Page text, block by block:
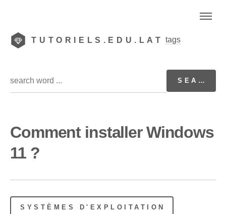
TUTORIELS.EDU.LAT tags
Comment installer Windows
11 ?
SYSTÈMES D'EXPLOITATION